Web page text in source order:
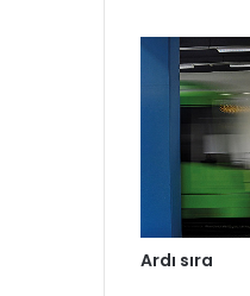
Ardı sıra